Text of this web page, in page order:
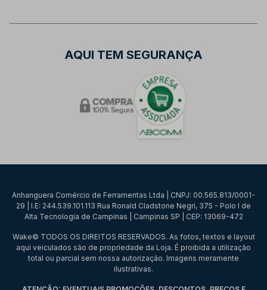
AQUI TEM SEGURANÇA
Anhanguera Comércio de Ferramentas Ltda | CNPJ: 00.565.813/0001-
29 | I.E: 244.539.101.113 Rua Ronald Cladstone Negri, 375 - Polo I de
Alta Tecnologia de Campinas | Campinas SP | CEP: 13069-472
Wake© TODOS OS DIREITOS RESERVADOS. As fotos, textos e layout
aqui veiculados são de propriedade da Loja. É proibida a utilização
total ou parcial sem nossa autorização. Imagens meramente
ilustrativas.